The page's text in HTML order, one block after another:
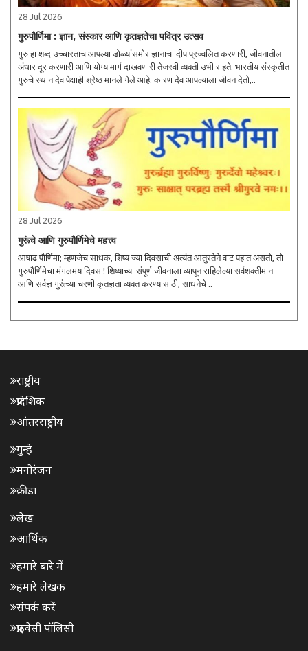
28 Jul 2026
गुरुपौर्णिमा : ज्ञान, संस्कार आणि कृतज्ञतेचा पवित्र उत्सव
गुरु हा शब्द उच्चारताच आपल्या डोळ्यांसमोर ज्ञानाचा दीप प्रज्वलित करणारी, जीवनातील
अंधार दूर करणारी आणि योग्य मार्ग दाखवणारी तेजस्वी व्यक्ती उभी राहते. भारतीय संस्कृतीत
गुरुचे स्थान देवापेक्षाही श्रेष्ठ मानले गेले आहे. कारण देव आपल्याला जीवन देतो,..
28 Jul 2026
गुरूंचे आणि गुरुपौर्णिमेचे महत्त्व
आषाढ पौर्णिमा; म्‍हणजेच साधक, शिष्‍य ज्‍या दिवसाची अत्‍यंत आतुरतेने वाट पहात असतो, तो
गुरुपौर्णिमेचा मंगलमय दिवस ! शिष्‍याच्‍या संपूर्ण जीवनाला व्‍यापून राहिलेल्‍या सर्वशक्‍तीमान
आणि सर्वज्ञ गुरूंच्‍या चरणी कृतज्ञता व्‍यक्‍त करण्‍यासाठी, साधनेचे ..
राष्ट्रीय
प्रादेशिक
आंतरराष्ट्रीय
गुन्हे
मनोरंजन
क्रीडा
लेख
आर्थिक
हमारे बारे में
हमारे लेखक
संपर्क करें
प्राइवेसी पॉलिसी